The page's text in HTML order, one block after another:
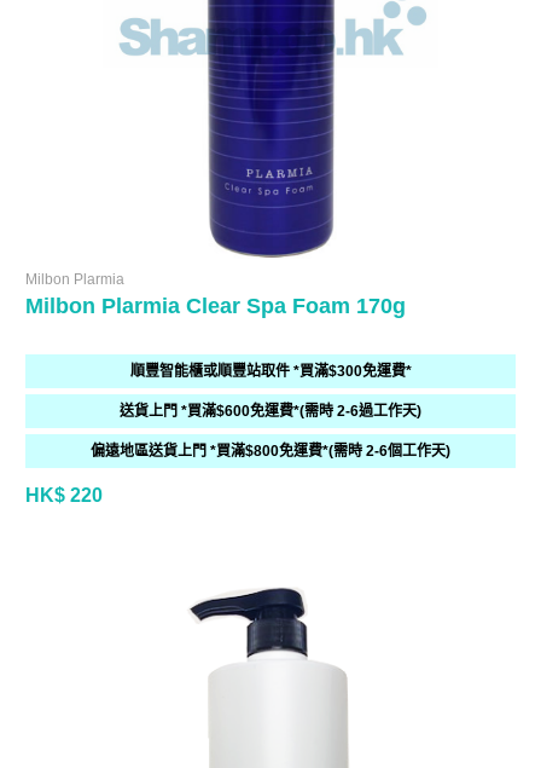
Milbon Plarmia
Milbon Plarmia Clear Spa Foam 170g
順豐智能櫃或順豐站取件 *買滿$300免運費*
送貨上門 *買滿$600免運費*(需時 2-6過工作天)
偏遠地區送貨上門 *買滿$800免運費*(需時 2-6個工作天)
HK$ 220